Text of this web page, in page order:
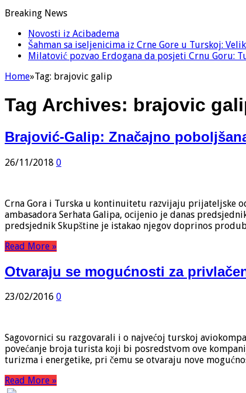
Breaking News
Novosti iz Acibadema
Šahman sa iseljenicima iz Crne Gore u Turskoj:
Milatović pozvao Erdogana da posjeti Crnu Goru:
Home»Tag: brajovic galip
Tag Archives: brajovic
Brajović-Galip: Značajno
26/11/2018 0
Crna Gora i Turska u kontinuitetu razvijaju prijateljske
ambasadora Serhata Galipa, ocijenio je danas
predsjednik Skupštine je istakao njegov doprinos
Read More »
Otvaraju se mogućnosti za
23/02/2016 0
Sagovornici su razgovarali i o najvećoj turskoj
povećanje broja turista koji bi posredstvom ove
turizma i energetike, pri čemu se otvaraju nove
Read More »